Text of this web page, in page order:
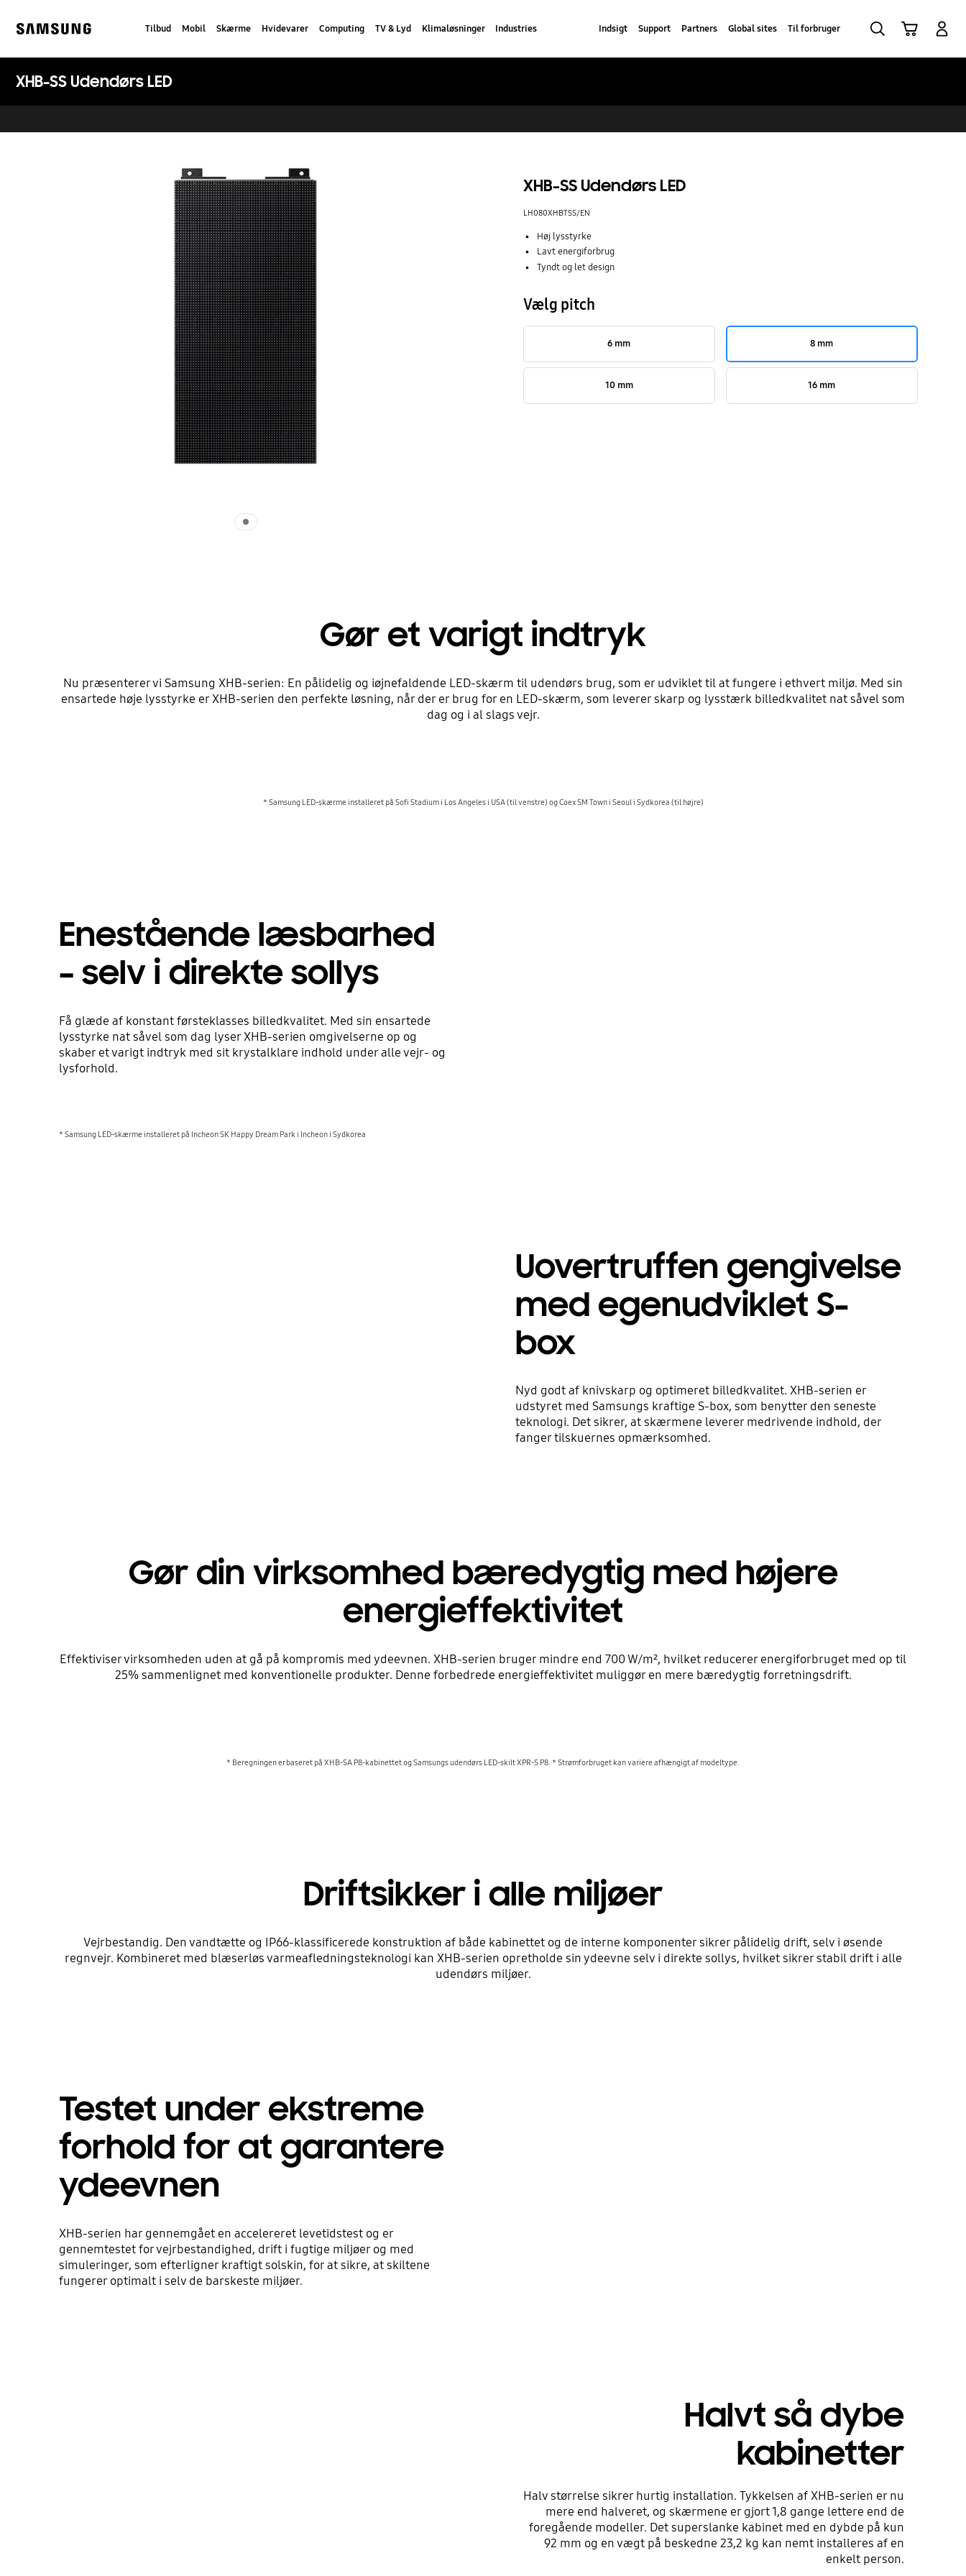
content
Tilbud Mobil Skærme Hvidevarer Computing TV & Lyd Klimaløsninger Industries Indsigt Support Partners Global sites Til forbruger
XHB-SS Udendørs LED
XHB-SS Udendørs LED
LH080XHBTSS/EN
Høj lysstyrke
Lavt energiforbrug
Tyndt og let design
Vælg pitch
6 mm 8 mm
10 mm 16 mm
Gør et varigt indtryk
Nu præsenterer vi Samsung XHB-serien: En pålidelig og iøjnefaldende LED-skærm til udendørs brug, som er udviklet til at fungere i ethvert miljø. Med sin
ensartede høje lysstyrke er XHB-serien den perfekte løsning, når der er brug for en LED-skærm, som leverer skarp og lysstærk billedkvalitet nat såvel som
dag og i al slags vejr.
* Samsung LED-skærme installeret på Sofi Stadium i Los Angeles i USA (til venstre) og Coex SM Town i Seoul i Sydkorea (til højre)
Enestående læsbarhed
– selv i direkte sollys
Få glæde af konstant førsteklasses billedkvalitet. Med sin ensartede
lysstyrke nat såvel som dag lyser XHB-serien omgivelserne op og
skaber et varigt indtryk med sit krystalklare indhold under alle vejr- og
lysforhold.
* Samsung LED-skærme installeret på Incheon SK Happy Dream Park i Incheon i Sydkorea
Uovertruffen gengivelse
med egenudviklet S-
box
Nyd godt af knivskarp og optimeret billedkvalitet. XHB-serien er
udstyret med Samsungs kraftige S-box, som benytter den seneste
teknologi. Det sikrer, at skærmene leverer medrivende indhold, der
fanger tilskuernes opmærksomhed.
Gør din virksomhed bæredygtig med højere
energieffektivitet
Effektiviser virksomheden uden at gå på kompromis med ydeevnen. XHB-serien bruger mindre end 700 W/m², hvilket reducerer energiforbruget med op til
25% sammenlignet med konventionelle produkter. Denne forbedrede energieffektivitet muliggør en mere bæredygtig forretningsdrift.
* Beregningen er baseret på XHB-SA P8-kabinettet og Samsungs udendørs LED-skilt XPR-S P8. * Strømforbruget kan variere afhængigt af modeltype.
Driftsikker i alle miljøer
Vejrbestandig. Den vandtætte og IP66-klassificerede konstruktion af både kabinettet og de interne komponenter sikrer pålidelig drift, selv i øsende
regnvejr. Kombineret med blæserløs varmeafledningsteknologi kan XHB-serien opretholde sin ydeevne selv i direkte sollys, hvilket sikrer stabil drift i alle
udendørs miljøer.
Testet under ekstreme
forhold for at garantere
ydeevnen
XHB-serien har gennemgået en accelereret levetidstest og er
gennemtestet for vejrbestandighed, drift i fugtige miljøer og med
simuleringer, som efterligner kraftigt solskin, for at sikre, at skiltene
fungerer optimalt i selv de barskeste miljøer.
Halvt så dybe
kabinetter
Halv størrelse sikrer hurtig installation. Tykkelsen af XHB-serien er nu
mere end halveret, og skærmene er gjort 1,8 gange lettere end de
foregående modeller. Det superslanke kabinet med en dybde på kun
92 mm og en vægt på beskedne 23,2 kg kan nemt installeres af en
enkelt person.